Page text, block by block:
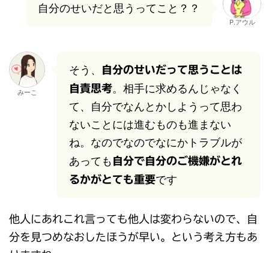
自分のせいだと思うってこと？？
P.アウル
みーこ
そう、
自分のせいだって思うことは
自責思考。相手に求めるんじゃなく
て、自分でなんとかしようって思わ
ないことには進むものも進まない
ね。なのでなのでなにかトラブルが
あっても 自分で自分のご機嫌がとれ
るかがとても重要です
他人にあれこれ言っても他人は変わらないので、自
分を見つめなおしたほうが早い。という考え方もあ